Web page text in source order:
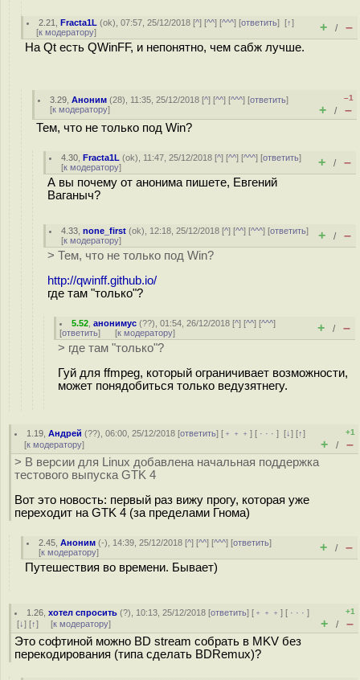
2.21 ,Fracta1L (ok), 07:57, 25/12/2018 [^] [^^] [^^^] [ответить][↑]
[к модератору] + / –
На Qt есть QWinFF, и непонятно, чем сабж лучше.
3.29 ,Аноним (28), 11:35, 25/12/2018 [^] [^^] [^^^] [ответить]
[к модератору]
–1
+ / –
Тем, что не только под Win?
4.30 ,Fracta1L (ok), 11:47, 25/12/2018 [^] [^^] [^^^] [ответить]
[к модератору] + / –
А вы почему от анонима пишете, Евгений
Ваганыч?
4.33 ,none_first (ok), 12:18, 25/12/2018 [^] [^^] [^^^] [ответить]
[к модератору] + / –
> Тем, что не только под Win?
http://qwinff.github.io/
где там "только"?
5.52 ,анонимус (??), 01:54, 26/12/2018 [^] [^^] [^^^]
[ответить] [к модератору] + / –
> где там "только"?
Гуй для ffmpeg, который ограничивает возможности,
может понядобиться только ведузятнегу.
1.19 ,Андрей (??), 06:00, 25/12/2018 [ответить] [ ﹢﹢﹢] [ · · ·][↓] [↑]
[к модератору]
+1
+ / –
> В версии для Linux добавлена начальная поддержка
тестового выпуска GTK 4
Вот это новость: первый раз вижу прогу, которая уже
переходит на GTK 4 (за пределами Гнома)
2.45 ,Аноним (-), 14:39, 25/12/2018 [^] [^^] [^^^] [ответить]
[к модератору] + / –
Путешествия во времени. Бывает)
1.26 ,хотел спросить (?), 10:13, 25/12/2018 [ответить] [ ﹢﹢﹢] [ · · ·]
[↓] [↑] [к модератору]
+1
+ / –
Это софтиной можно BD stream собрать в MKV без
перекодирования (типа сделать BDRemux)?